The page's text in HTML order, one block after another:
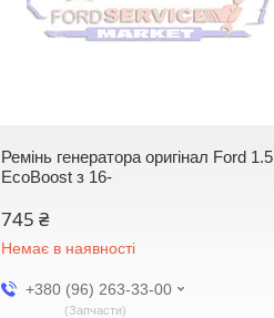
Ремінь генератора оригінал Ford 1.5
EcoBoost з 16-
745 ₴
Немає в наявності
+380 (96) 263-33-00
Запчасти